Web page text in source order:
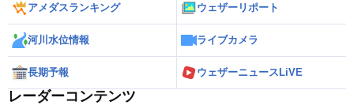
アメダスランキング ウェザーリポート
河川水位情報 ライブカメラ
長期予報 ウェザーニュースLiVE
レーダーコンテンツ